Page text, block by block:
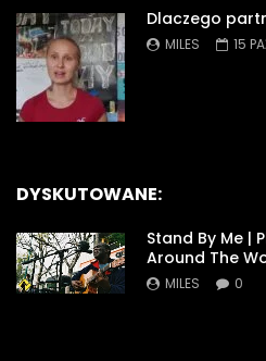
Dlaczego
MILES 15
DYSKUTOWANE:
Stand By Me |
Around The
MILES 0